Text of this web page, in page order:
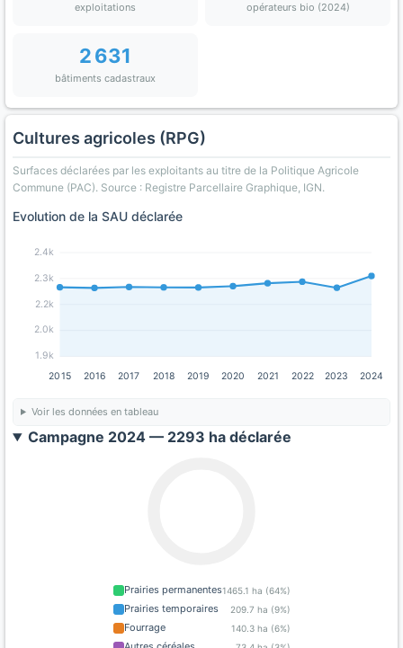
exploitations opérateurs bio (2024)
2 631
bâtiments cadastraux
Cultures agricoles (RPG)
Surfaces déclarées par les exploitants au titre de la Politique Agricole
Commune (PAC). Source : Registre Parcellaire Graphique, IGN.
Evolution de la SAU déclarée
1.9k
2.0k
2.2k
2.3k
2.4k
2015 2016 2017 2018 2019 2020 2021 2022 2023 2024
Voir les données en tableau
Campagne 2024 — 2293 ha déclarée
Prairies permanentes1465.1 ha (64%)
Prairies temporaires 209.7 ha (9%)
Fourrage 140.3 ha (6%)